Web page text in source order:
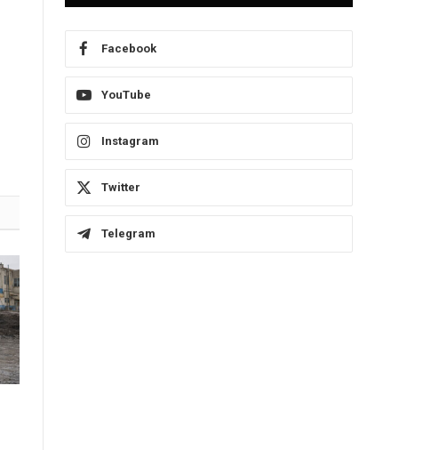
Facebook
YouTube
Instagram
Twitter
Telegram